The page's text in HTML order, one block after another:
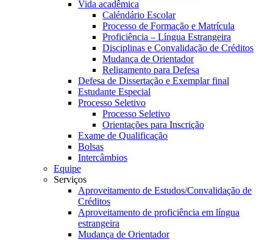
Vida acadêmica
Caléndário Escolar
Processo de Formação e Matrícula
Proficiência – Língua Estrangeira
Disciplinas e Convalidação de Créditos
Mudança de Orientador
Religamento para Defesa
Defesa de Dissertação e Exemplar final
Estudante Especial
Processo Seletivo
Processo Seletivo
Orientações para Inscrição
Exame de Qualificação
Bolsas
Intercâmbios
Equipe
Serviços
Aproveitamento de Estudos/Convalidação de
Créditos
Aproveitamento de proficiência em língua
estrangeira
Mudança de Orientador